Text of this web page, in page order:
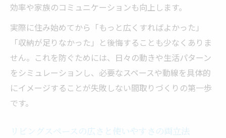
効率や家族のコミュニケーションも向上します。
実際に住み始めてから「もっと広くすればよかった」
「収納が足りなかった」と後悔することも少なくありま
せん。これを防ぐためには、日々の動きや生活パターン
をシミュレーションし、必要なスペースや動線を具体的
にイメージすることが失敗しない間取りづくりの第一歩
です。
リビングスペースの広さと使いやすさの両立法